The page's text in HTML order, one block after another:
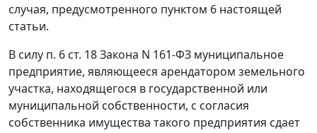
случая, предусмотренного пунктом 6 настоящей
статьи.
В силу п. 6 ст. 18Закона N 161-ФЗ муниципальное
предприятие, являющееся арендатором земельного
участка, находящегося в государственной или
муниципальной собственности, с согласия
собственника имущества такого предприятия сдает